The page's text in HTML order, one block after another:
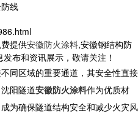
线
提供安徽防火涂料,安徽钢结构防
布和资讯展示，敬请关注！
同区域的重要通道，其安全性直接
阳隧道安徽防火涂料作为优质材
为确保隧道结构安全和减少火灾风